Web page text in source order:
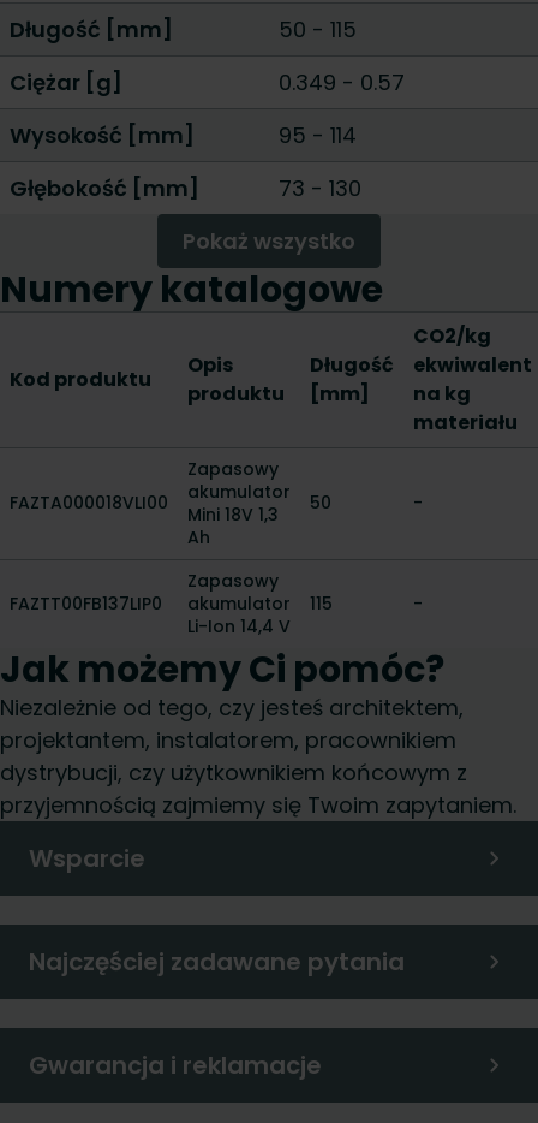
Długość [mm] 50 - 115
Ciężar [g]
0.349 - 0.57
Wysokość [mm]
95 - 114
Głębokość [mm]
73 - 130
Pokaż wszystko
Numery katalogowe
Kod produktu
Opis
produktu
Długość
[mm]
CO2/kg
ekwiwalent
na kg
materiału
FAZTA000018VLI00
Zapasowy
akumulator
Mini 18V 1,3
Ah
50 -
FAZTT00FB137LIP0
Zapasowy
akumulator
Li-Ion 14,4 V
115 -
Jak możemy Ci pomóc?
Niezależnie od tego, czy jesteś architektem,
projektantem, instalatorem, pracownikiem
dystrybucji, czy użytkownikiem końcowym z
przyjemnością zajmiemy się Twoim zapytaniem.
Wsparcie
Najczęściej zadawane pytania
Gwarancja i reklamacje